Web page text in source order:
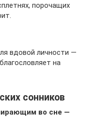
порочащих
вдовой личности —
на
сонников
во сне —